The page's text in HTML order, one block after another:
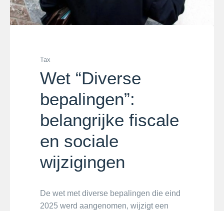
Tax
Wet “Diverse
bepalingen”:
belangrijke fiscale
en sociale
wijzigingen
De wet met diverse bepalingen die eind
2025 werd aangenomen, wijzigt een